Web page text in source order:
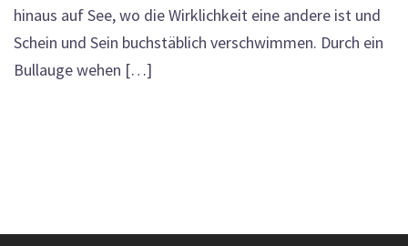
hinaus auf See, wo die Wirklichkeit eine andere ist und
Schein und Sein buchstäblich verschwimmen. Durch ein
Bullauge wehen […]